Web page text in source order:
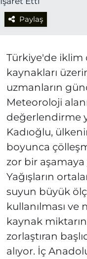
Paylaş
Türkiye'de iklim
kaynakları
uzmanların
Meteoroloji
değerlendirme
Kadıoğlu,
boyunca
zor bir aşamaya
Yağışların
suyun büyük
kullanılması ve
kaynak
zorlaştıran
alıyor. İç